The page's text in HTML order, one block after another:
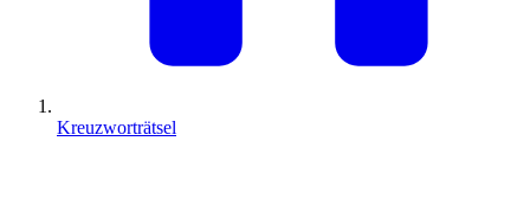
Kreuzworträtsel